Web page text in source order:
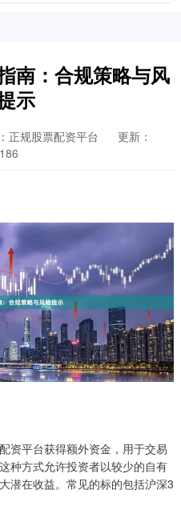
南：合规策略与风
示
正规股票配资平台
更新：
资平台获得额外资金，用于交易
种方式允许投资者以较少的自有
潜在收益。常见的标的包括沪深3